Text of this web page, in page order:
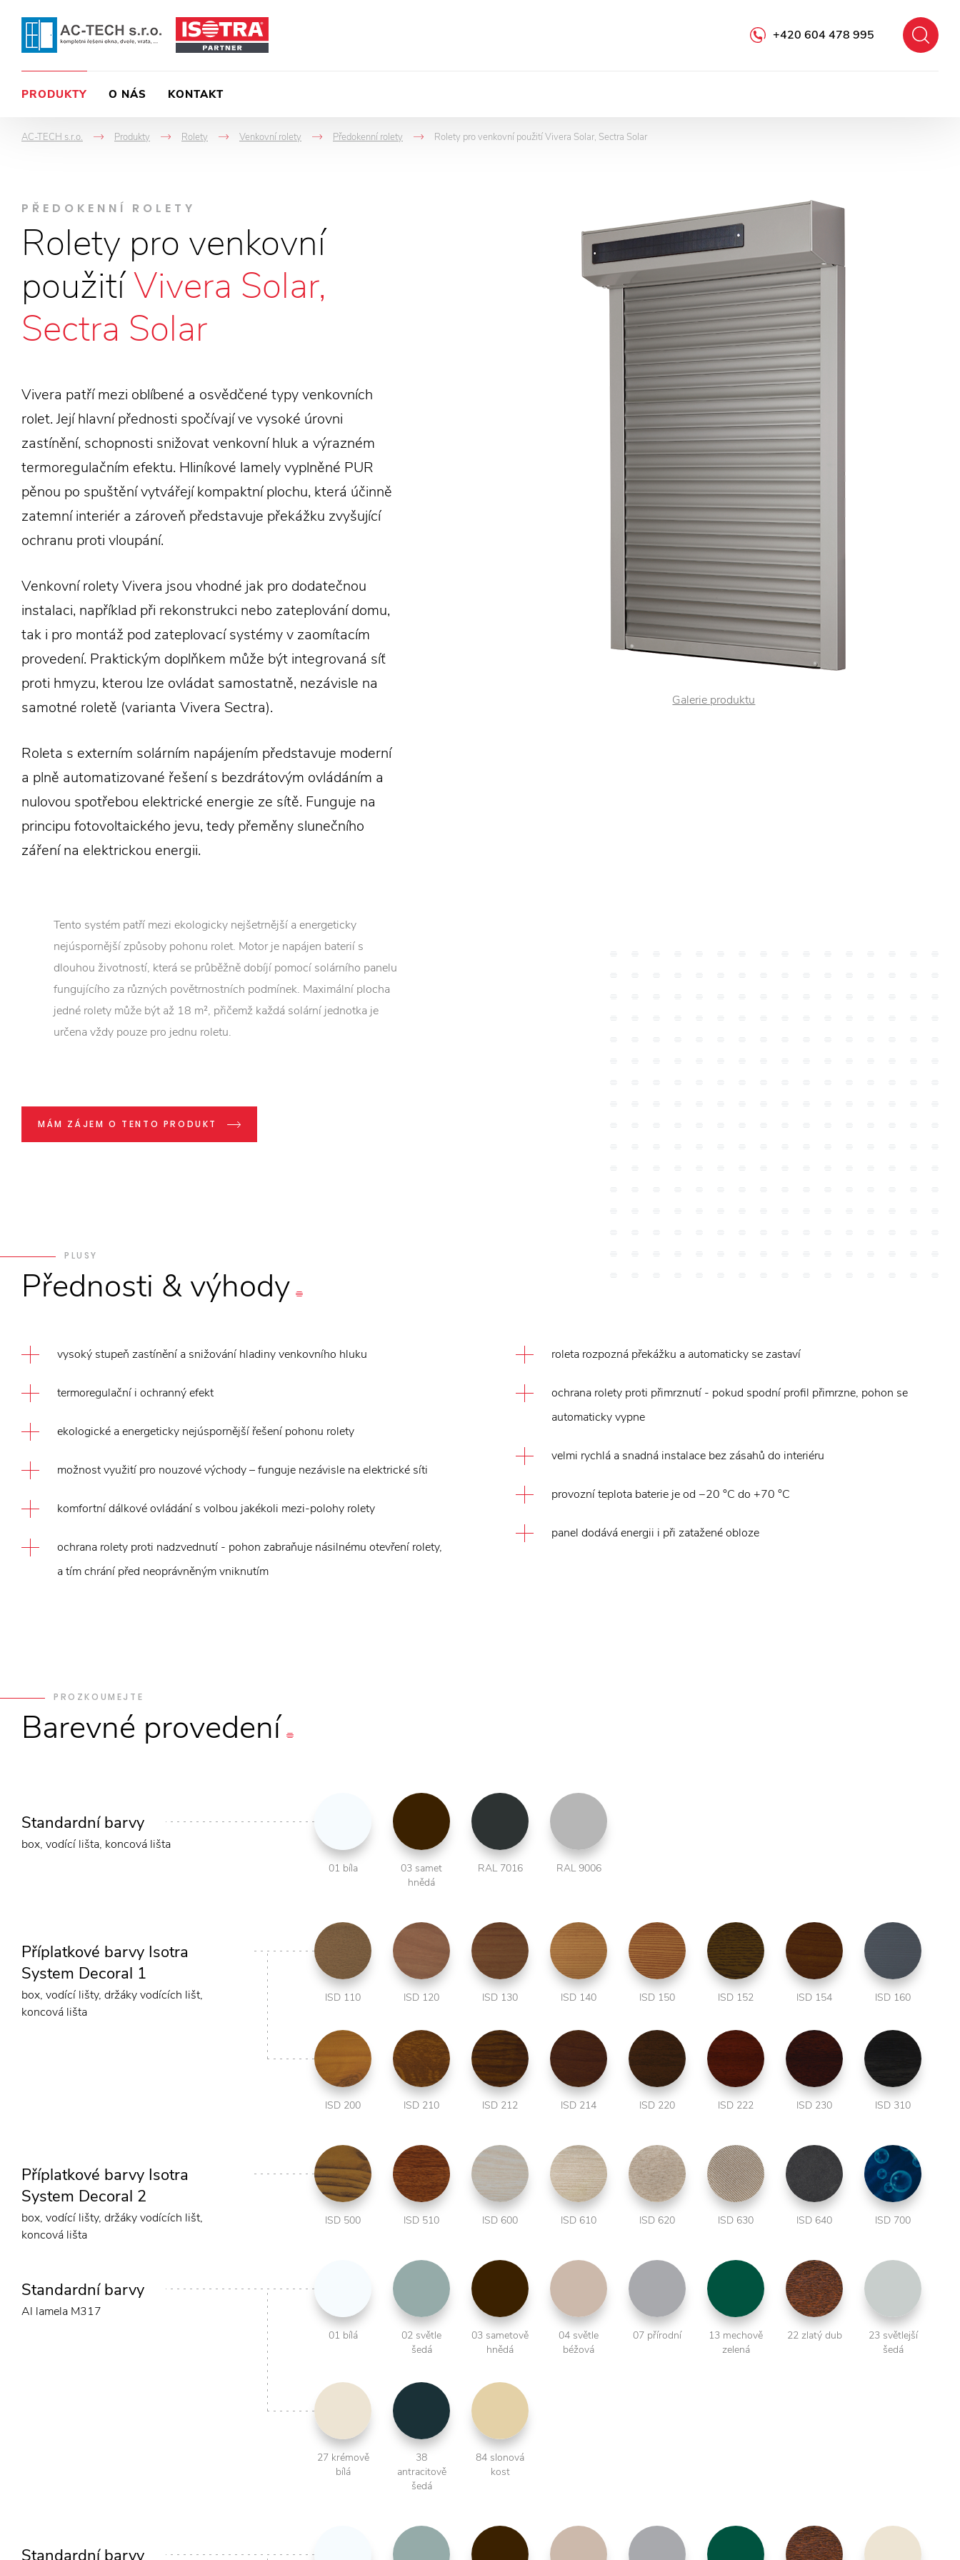
+420 604 478 995
PRODUKTY O NÁS KONTAKT
AC-TECH s.r.o.
->
Produkty
->
Rolety
->
Venkovní rolety
->
Předokenní rolety Rolety pro venkovní použití Vivera Solar, Sectra Solar
PŘEDOKENNÍ ROLETY
Rolety pro venkovní
použitíVivera Solar,
Sectra Solar
Galerie produktu
Vivera patří mezi oblíbené a osvědčené typy venkovních
rolet. Její hlavní přednosti spočívají ve vysoké úrovni
zastínění, schopnosti snižovat venkovní hluk a výrazném
termoregulačním efektu. Hliníkové lamely vyplněné PUR
pěnou po spuštění vytvářejí kompaktní plochu, která účinně
zatemní interiér a zároveň představuje překážku zvyšující
ochranu proti vloupání.
Venkovní rolety Vivera jsou vhodné jak pro dodatečnou
instalaci, například při rekonstrukci nebo zateplování domu,
tak i pro montáž pod zateplovací systémy v zaomítacím
provedení. Praktickým doplňkem může být integrovaná síť
proti hmyzu, kterou lze ovládat samostatně, nezávisle na
samotné roletě (varianta Vivera Sectra).
Roleta s externím solárním napájením představuje moderní
a plně automatizované řešení s bezdrátovým ovládáním a
nulovou spotřebou elektrické energie ze sítě. Funguje na
principu fotovoltaického jevu, tedy přeměny slunečního
záření na elektrickou energii.
Tento systém patří mezi ekologicky nejšetrnější a energeticky
nejúspornější způsoby pohonu rolet. Motor je napájen baterií s
dlouhou životností, která se průběžně dobíjí pomocí solárního panelu
fungujícího za různých povětrnostních podmínek. Maximální plocha
jedné rolety může být až 18 m², přičemž každá solární jednotka je
určena vždy pouze pro jednu roletu.
MÁM ZÁJEM O TENTO PRODUKT
PLUSY
Přednosti &výhody
vysoký stupeň zastínění a snižování hladiny venkovního hluku
termoregulační i ochranný efekt
ekologické a energeticky nejúspornější řešení pohonu rolety
možnost využití pro nouzové východy – funguje nezávisle na elektrické síti
komfortní dálkové ovládání s volbou jakékoli mezi-polohy rolety
ochrana rolety proti nadzvednutí - pohon zabraňuje násilnému otevření rolety,
a tím chrání před neoprávněným vniknutím
roleta rozpozná překážku a automaticky se zastaví
ochrana rolety proti přimrznutí - pokud spodní profil přimrzne, pohon se
automaticky vypne
velmi rychlá a snadná instalace bez zásahů do interiéru
provozní teplota baterie je od −20 °C do +70 °C
panel dodává energii i při zatažené obloze
PROZKOUMEJTE
Barevné provedení
Standardní barvy
box, vodící lišta, koncová lišta
01 bíla
03 samet
hnědá
RAL 7016 RAL 9006
Příplatkové barvy Isotra
System Decoral 1
box, vodící lišty, držáky vodících lišt,
koncová lišta
ISD 110 ISD 120 ISD 130 ISD 140 ISD 150 ISD 152 ISD 154 ISD 160
ISD 200 ISD 210 ISD 212 ISD 214 ISD 220 ISD 222 ISD 230 ISD 310
Příplatkové barvy Isotra
System Decoral 2
box, vodící lišty, držáky vodících lišt,
koncová lišta
ISD 500 ISD 510 ISD 600 ISD 610 ISD 620 ISD 630 ISD 640 ISD 700
Standardní barvy
Al lamela M317
01 bílá
02 světle
šedá
03 sametově
hnědá
04 světle
béžová
07 přírodní
13 mechově
zelená
22 zlatý dub
23 světlejší
šedá
27 krémově
bílá
38
antracitově
šedá
84 slonová
kost
Standardní barvy